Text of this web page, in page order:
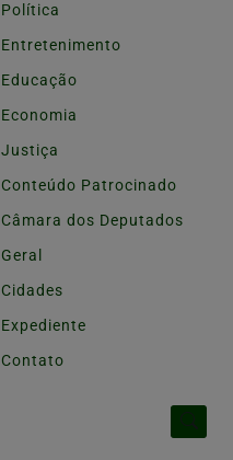
Política
Entretenimento
Educação
Economia
Justiça
Conteúdo Patrocinado
Câmara dos Deputados
Geral
Cidades
Expediente
Contato